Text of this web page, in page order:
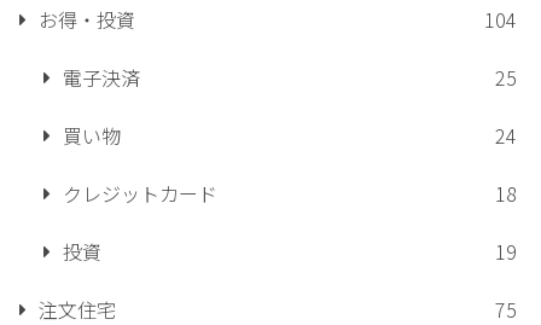
お得・投資
104
電子決済
25
買い物
24
クレジットカード
18
投資
19
注文住宅
75